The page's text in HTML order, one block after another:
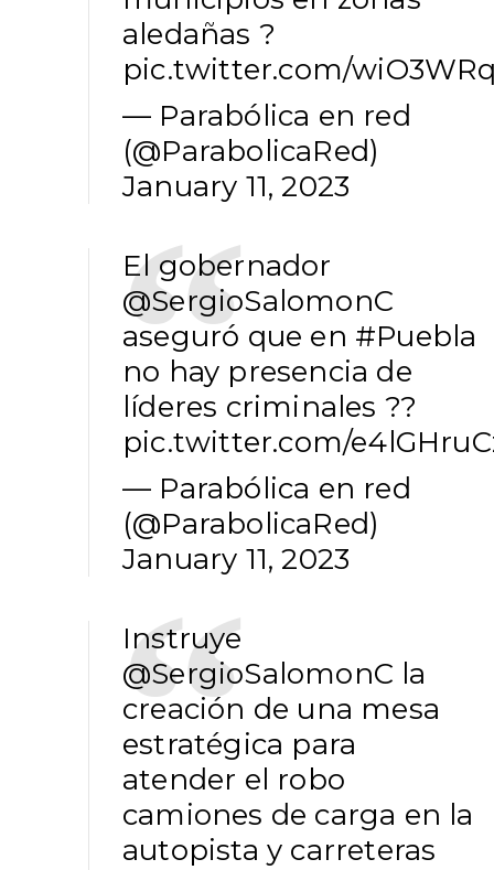
aledañas ?
pic.twitter.com/
— Parabólica en red
(@ParabolicaRed)
January 11, 2023
El gobernador
@SergioSalomonC
aseguró que en #Puebla
no hay presencia de
líderes criminales ??
pic.twitter.com/
— Parabólica en red
(@ParabolicaRed)
January 11, 2023
Instruye
@SergioSalomonC la
creación de una mesa
estratégica para
atender el robo
camiones de carga en la
autopista y carreteras